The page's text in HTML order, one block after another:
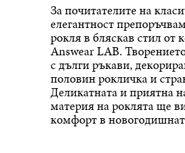
За почитателите на
елегантност
рокля в бляскав стил от
Answear LAB.
с дълги ръкави,
половин рокличка и
Деликатната и приятна
материя на роклята ще
комфорт в